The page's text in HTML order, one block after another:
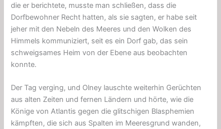
die er berichtete, musste man schließen, dass die
Dorfbewohner Recht hatten, als sie sagten, er habe seit
jeher mit den Nebeln des Meeres und den Wolken des
Himmels kommuniziert, seit es ein Dorf gab, das sein
schweigsames Heim von der Ebene aus beobachten
konnte.
Der Tag verging, und Olney lauschte weiterhin Gerüchten
aus alten Zeiten und fernen Ländern und hörte, wie die
Könige von Atlantis gegen die glitschigen Blasphemien
kämpften, die sich aus Spalten im Meeresgrund wanden,